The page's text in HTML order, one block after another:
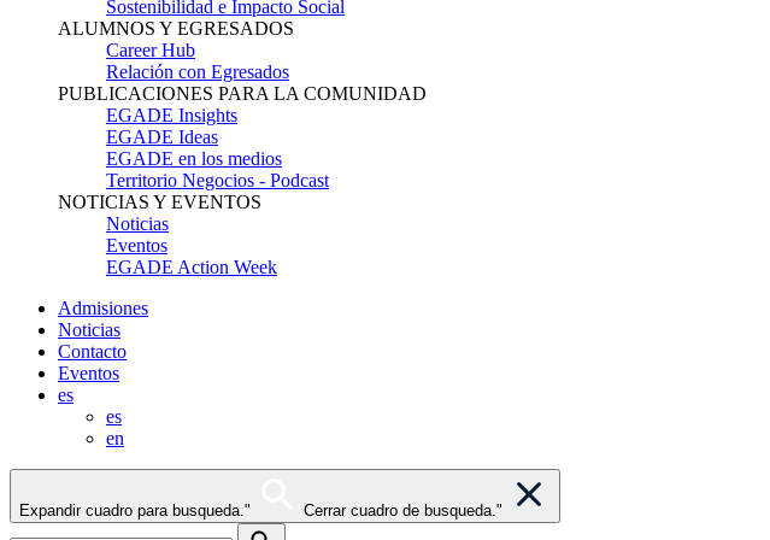
Sostenibilidad e Impacto Social
ALUMNOS Y EGRESADOS
Career Hub
Relación con Egresados
PUBLICACIONES PARA LA COMUNIDAD
EGADE Insights
EGADE Ideas
EGADE en los medios
Territorio Negocios - Podcast
NOTICIAS Y EVENTOS
Noticias
Eventos
EGADE Action Week
Admisiones
Noticias
Contacto
Eventos
es
es
en
Expandir cuadro para busqueda." Cerrar cuadro de busqueda."